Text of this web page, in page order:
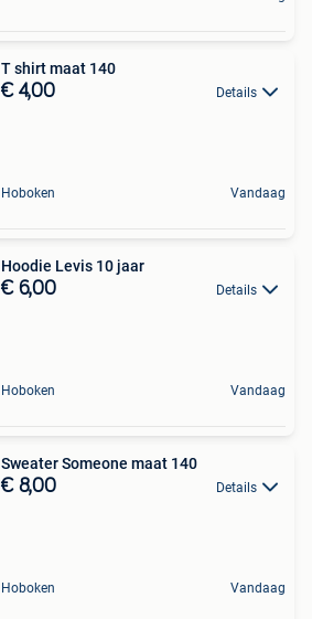
T shirt maat 140
€ 4,00 Details
Hoboken Vandaag
Hoodie Levis 10 jaar
€ 6,00 Details
Hoboken Vandaag
Sweater Someone maat 140
€ 8,00 Details
Hoboken Vandaag